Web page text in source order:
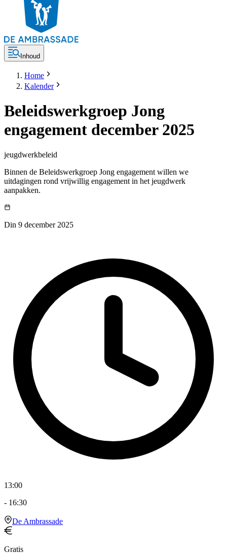
Inhoud
Home
Kalender
Beleidswerkgroep Jong
engagement december 2025
jeugdwerkbeleid
Binnen de Beleidswerkgroep Jong engagement willen we
uitdagingen rond vrijwillig engagement in het jeugdwerk
aanpakken.
Din 9 december 2025
13:00
- 16:30
De Ambrassade
Gratis